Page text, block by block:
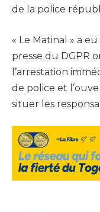
de la police
« Le Matinal » a
presse du DGPR
l’arrestation
de police et
situer les